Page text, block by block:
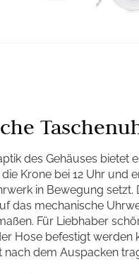
des Gehäuses bietet
Krone bei 12 Uhr
in Bewegung
das mechanische
Für Liebhaber
Hose befestigt werden
dem Auspacken